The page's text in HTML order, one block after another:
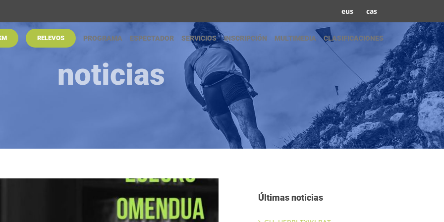
eus cas
RELEVOS PROGRAMA ESPECTADOR SERVICIOS INSCRIPCIÓN MULTIMEDIA CLASIFICACIONES
noticias
Últimas noticias